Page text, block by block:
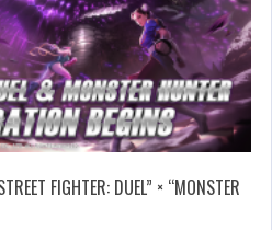
FIGHTER: DUEL” × “MONSTER